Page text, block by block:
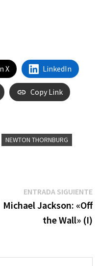
X LinkedIn
Copy Link
NEWTON THORNBURG
ENTRADA SIGUIENTE
Michael Jackson: «Off
the Wall» (I)